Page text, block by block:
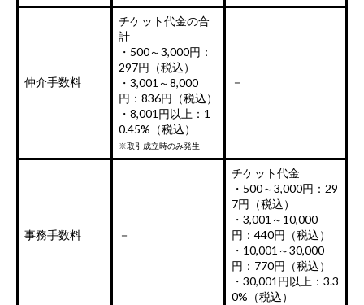
仲介手数料
チケット代金の合
計
・500～3,000円：
297円（税込）
・3,001～8,000
円：836円（税込）
・8,001円以上：1
0.45%（税込）
※取引成立時のみ発生
－
事務手数料 －
チケット代金
・500～3,000円：29
7円（税込）
・3,001～10,000
円：440円（税込）
・10,001～30,000
円：770円（税込）
・30,001円以上：3.3
0%（税込）